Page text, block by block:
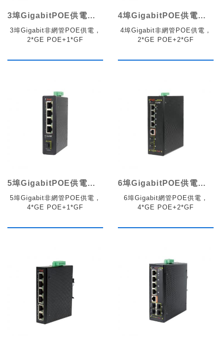
3埠GigabitPOE供電工業交換機
3埠Gigabit非網管POE供電，
2*GE POE+1*GF
4埠GigabitPOE供電工業交換機
4埠Gigabit非網管POE供電，
2*GE POE+2*GF
5埠GigabitPOE供電工業交換機
5埠Gigabit非網管POE供電，
4*GE POE+1*GF
6埠GigabitPOE供電工業網管交換機
6埠Gigabit網管POE供電，
4*GE POE+2*GF